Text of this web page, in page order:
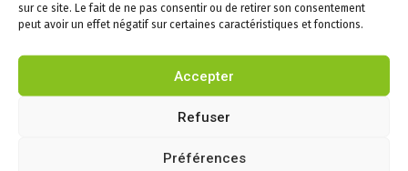
sur ce site. Le fait de ne pas consentir ou de retirer son consentement
peut avoir un effet négatif sur certaines caractéristiques et fonctions.
Accepter
Refuser
Préférences
Janvier 2017
Le podium de la classe de M.Bruyère est :